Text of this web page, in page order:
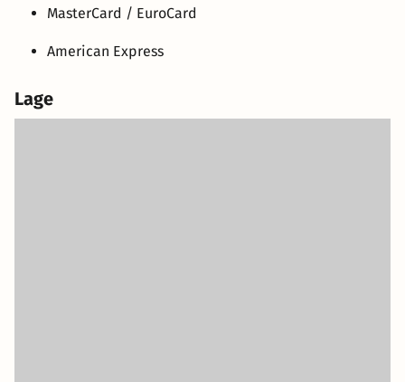
MasterCard / EuroCard
American Express
Lage